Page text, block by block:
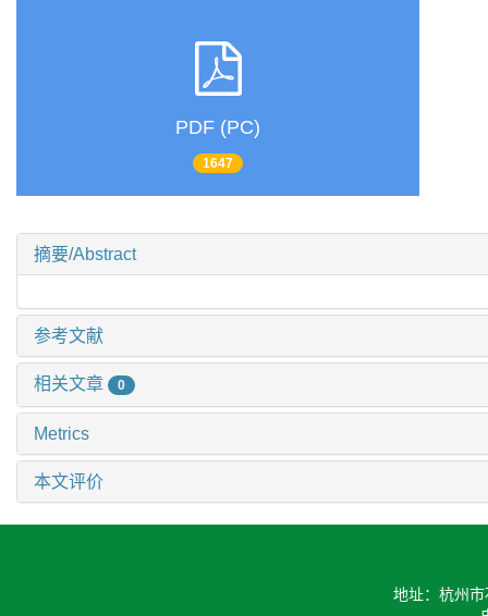
PDF (PC)
1647
摘要/Abstract
参考文献
相关文章 0
Metrics
本文评价
地址：杭州